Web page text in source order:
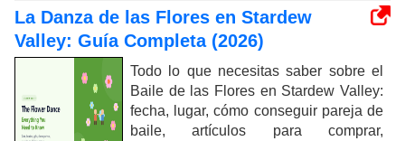
La Danza de las Flores en Stardew
Valley: Guía Completa (2026)
Todo lo que necesitas saber sobre el
Baile de las Flores en Stardew Valley:
fecha, lugar, cómo conseguir pareja de
baile, artículos para comprar,